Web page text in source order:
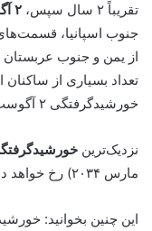
تقریباً ۲ سال سپس، ۲ آگوست
جنوب اسپانیا،
از یمن و جنوب
تعداد بسیاری از ساکنان
خورشیدگرفتگی ۲ آگوست را
نزدیک‌ترین
مارس ۲۰۳۴) رخ خواهد داد.
این چنین بخوانید: